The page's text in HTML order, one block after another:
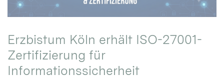
Erzbistum Köln erhält ISO-27001-
Zertifizierung für
Informationssicherheit